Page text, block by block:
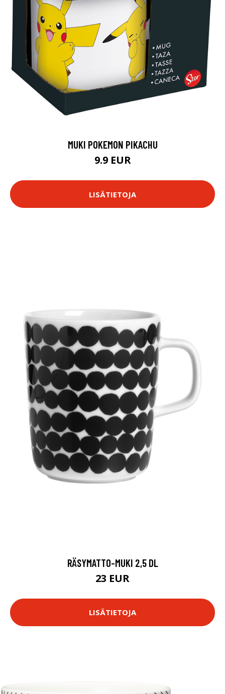
MUKI POKEMON PIKACHU
9.9 EUR
LISÄTIETOJA
RÄSYMATTO-MUKI 2,5 DL
23 EUR
LISÄTIETOJA